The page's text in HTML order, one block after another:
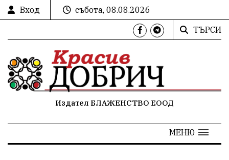
Вход
събота, 08.08.2026
ТЪРСИ
Издател БЛАЖЕНСТВО ЕООД
МЕНЮ